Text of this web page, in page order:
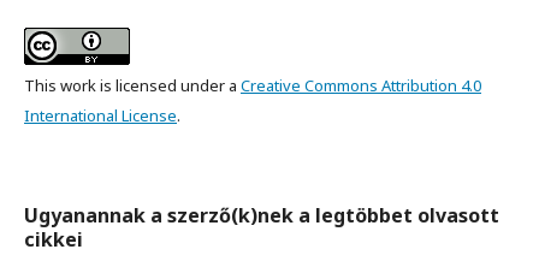
This work is licensed under a Creative Commons Attribution 4.0
International License.
Ugyanannak a szerző(k)nek a legtöbbet olvasott
cikkei